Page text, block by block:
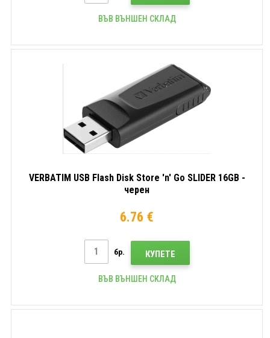
ВЪВ ВЪНШЕН СКЛАД
VERBATIM USB Flash Disk Store 'n' Go SLIDER 16GB -
черен
6.76 €
бр. КУПЕТЕ
ВЪВ ВЪНШЕН СКЛАД